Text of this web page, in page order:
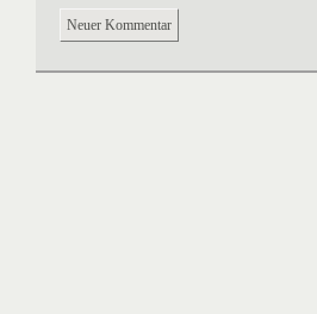
Neuer Kommentar